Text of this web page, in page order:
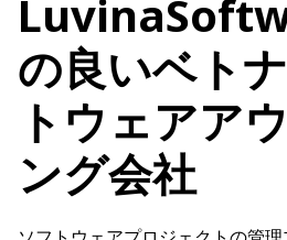
の良いベト
トウェアア
ング会社